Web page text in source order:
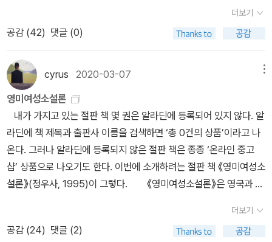
Scences of Clerical Life> (번역되지 않음) 조지 엘리엇 <미들 마
치> 15-16장에밀리 디킨슨 시선집 (각각의 시를 확인해보지 못함)
라 리> (번역되지 않음)* 목록의 책 제목은 출판되어 있는 책의 제목
을 따랐으며, <다락방의 미친 여자> (개정 전) 에 나오는 제목과 차
이가 있을 수 있습니다. * 여러 페이지에 걸쳐 다루고 있는 작품만 포
함시켰고 일반 폰트 < 볼드체 < 볼드+파란색 글씨 순으로 내용 이
해에 필요한 것으로 생각됩니다 (제 생각). - 북플에서는 이 구분이
안 보입니다. * 번역본이 없는 경우 포함시키지 않았습니다.* 마거
릿 풀러, 엘리자베스 배럿 브라우닝, 에밀리 브론테 등에 대해 궁금하
시면 마리아 포포바의 <진리의 발견>이 도움이 됩니다. * 제가 모
환영합니다. 제보해 주시면 수정 반영하겠습니다 :)+ 밀턴의 <실낙
원> 이 가장 큰 복병이 될 것 같은 느낌이 드는군요.
작가들을 다루면서 브론테 자매의 작품을 읽어볼 계획이다. 샬럿과
에밀리, 앤, 세 자매가 남긴 작품(소설)은 모두 일곱 편으로, 샬럿 4
편, 에밀리 1편, 앤 2편이다. 그 가운데 샬럿의 <셜리>(1849)와 앤
의 <와일드펠 홀의 소작인>(1848)이 (분명치 않은 이유로) 아직 국
내에 소개되지 않았다. 강의에서는 그 일곱 편 가운데 네 편을 다루려
고 샬럿의 작품으론 <교수>와 <제인 에어>를 골랐는데, <빌레트>
가 마음에 걸렸다. 번역본이 없지 않았지만, 새 번역본이 없다는 핑계
를 대려고 했다. 그런데, 절판됐던 창비판 <빌레뜨>가 세계문학전집
판으로 이번에 다시 나왔다. <빌레트>를 포함하면 다른 작가의 작품
을 한 편(내지 두 편)을 빼야 하는 일정이라서 고심이 된다. 굉장히
많은 번역본이 나와 있는 <제인 에어>에 비하면 <교수>는 한 종, 그
리고 <빌레트>는 이제 두 종이 되었다. 이런 쏠림 현상이 강사 입장
에서는 유감인데, 네 편의 장편소설 가운데 이가 하나 빠진 것처럼 된
더보기
공감 (42) 댓글 (0)
cyrus 2020-03-07
영미여성소설론
내가 가지고 있는 절판 책 몇 권은 알라딘에 등록되어 있지 않다. 알
라딘에 책 제목과 출판사 이름을 검색하면 ‘총 0건의 상품’이라고 나
온다. 그러나 알라딘에 등록되지 않은 절판 책은 종종 ‘온라인 중고
샵’ 상품으로 나오기도 한다. 이번에 소개하려는 절판 책 《영미여성소
설론》(정우사, 1995)이 그렇다. 《영미여성소설론》은 영국과 미
옮긴 책이다. 논문 한 편을 완역한 것은 아닌데, 책의 분량이 제한된
관계로 생략된 내용이 있다. 또 논문이 아닌 글 한 편이 있는데, 그 글
더보기
공감 (24) 댓글 (2)